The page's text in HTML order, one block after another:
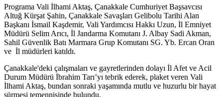
Programa Vali İlhami Aktaş, Çanakkale Cumhuriyet Başsavcısı
Altuğ Kürşat Şahin, Çanakkale Savaşları Gelibolu Tarihi Alan
Başkanı İsmail Kaşdemir, Vali Yardımcısı Hakkı Uzun, İl Emniyet
Müdürü Selim Arıcı, İl Jandarma Komutanı J. Albay Sadi Akman,
Sahil Güvenlik Batı Marmara Grup Komutanı SG. Yb. Ercan Oran
ve İl müdürleri katıldı.
Çanakkale'deki çalışmaları ve gayretlerinden dolayı İl Afet ve Acil
Durum Müdürü İbrahim Tarı’yı tebrik ederek, plaket veren Vali
İlhami Aktaş, bundan sonraki yaşamında mutlu ve huzurlu bir hayat
sürmesi temennisinde bulundu.